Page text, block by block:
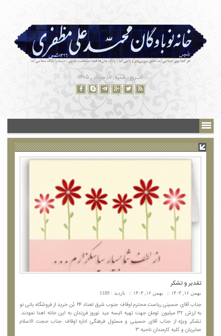
امـروز : شنبه, ۱۷ مرداد , ۱۴۰۵
تقدیر و تشکر
بهمن ۱۶, ۱۴۰۳ بهمن ۱۶, ۱۴۰۳ بازدید : 1189
جناب آقای حسینی ریاست محترم اوقاف جنوب شرق تعداد ۶۴ بُن خرید از فروشگاه بانی نو
به ارزش ۳۲ میلیون تومان جهت تهیه البسه عید نوروز فرزندان به این خانه اهدا نمودند.
تشکر ویژه از جناب آقای حسینی و مسئول فرهنگی اداره اوقاف جناب حجت الاسلام
صابریان و کلیه کارمندان ناحیه ۳